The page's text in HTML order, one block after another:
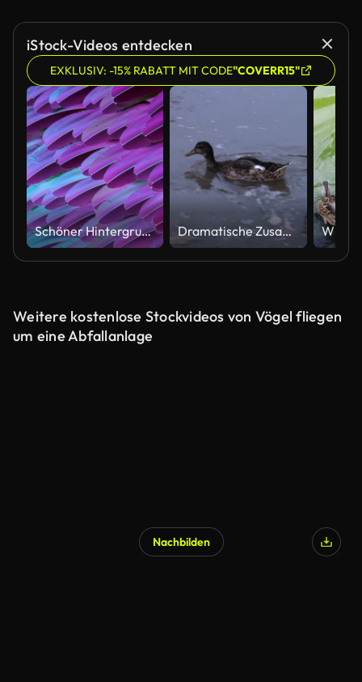
iStock-Videos entdecken
EXKLUSIV: -15% RABATT MIT CODE"COVERR15"
Schöner Hintergrund von schillernden Federn Dramatische Zusammenlebens und Anpassung von einer Welle in einem verschmutzten Wasser
Weitere kostenlose Stockvideos von Vögel fliegen
um eine Abfallanlage
Nachbilden